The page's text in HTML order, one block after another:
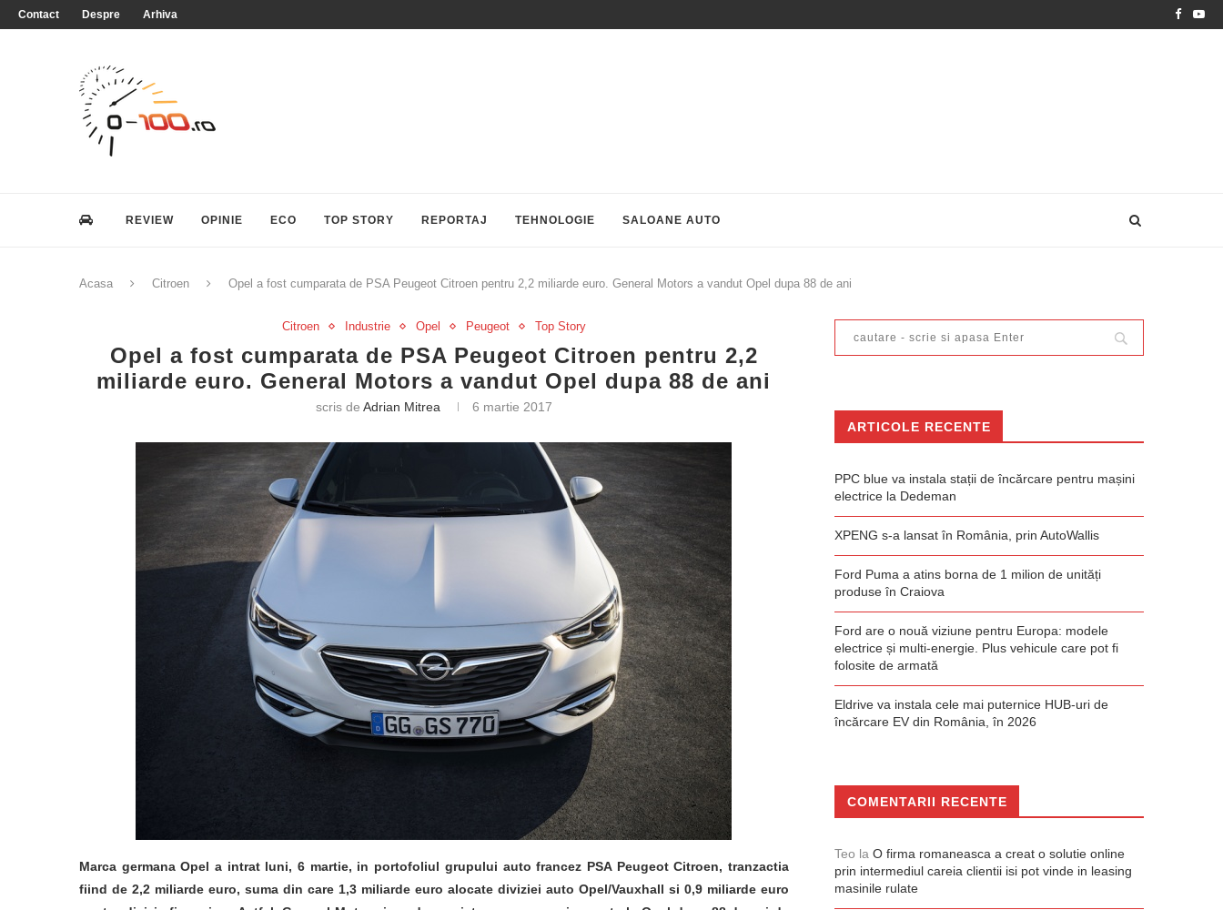
Contact Despre Arhiva
REVIEW OPINIE ECO TOP STORY REPORTAJ TEHNOLOGIE SALOANE AUTO
Acasa Citroen Opel a fost cumparata de PSA Peugeot Citroen pentru 2,2 miliarde euro. General Motors a vandut Opel dupa 88 de ani
Citroen Industrie Opel Peugeot Top Story
Opel a fost cumparata de PSA Peugeot Citroen pentru 2,2
miliarde euro. General Motors a vandut Opel dupa 88 de ani
scris de Adrian Mitrea 6 martie 2017
Marca germana Opel a intrat luni, 6 martie, in portofoliul grupului auto francez PSA Peugeot Citroen, tranzactia
fiind de 2,2 miliarde euro, suma din care 1,3 miliarde euro alocate diviziei auto Opel/Vauxhall si 0,9 miliarde euro
ARTICOLE RECENTE
PPC blue va instala stații de încărcare pentru mașini
electrice la Dedeman
XPENG s-a lansat în România, prin AutoWallis
Ford Puma a atins borna de 1 milion de unități
produse în Craiova
Ford are o nouă viziune pentru Europa: modele
electrice și multi-energie. Plus vehicule care pot fi
folosite de armată
Eldrive va instala cele mai puternice HUB-uri de
încărcare EV din România, în 2026
COMENTARII RECENTE
Teo la O firma romaneasca a creat o solutie online
prin intermediul careia clientii isi pot vinde in leasing
masinile rulate